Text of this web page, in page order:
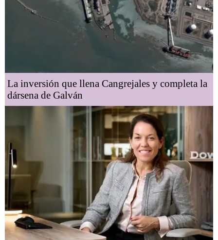
La inversión que llena Cangrejales y completa la
dársena de Galván